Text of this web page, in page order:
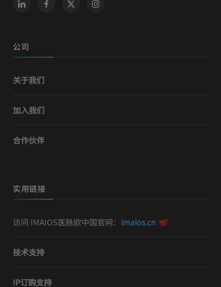
公司
关于我们
加入我们
合作伙伴
实用链接
访问 IMAIOS医脉欧中国官网： imaios.cn
技术支持
IP订购支持